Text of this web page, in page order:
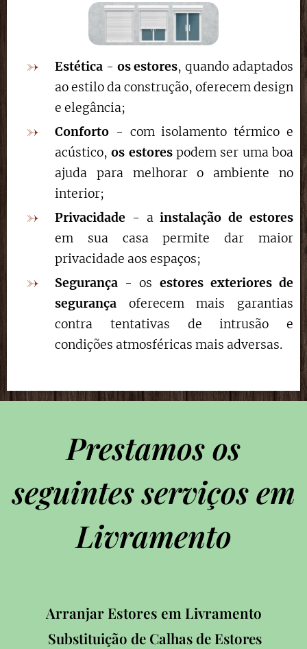
Estética - os estores, quando adaptados
ao estilo da construção, oferecem design
e elegância;
Conforto - com isolamento térmico e
acústico,os estorespodem ser uma boa
ajuda para melhorar o ambiente no
interior;
Privacidade - ainstalação de estores
em sua casa permite dar maior
privacidade aos espaços;
Segurança - os estores exteriores de
segurança oferecem mais garantias
contra tentativas de intrusão e
condições atmosféricas mais adversas.
Prestamos os
seguintes serviços em
Livramento
Arranjar Estores em Livramento
Substituição de Calhas de Estores